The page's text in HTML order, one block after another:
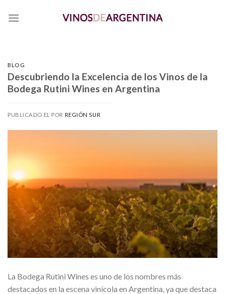
BLOG
Descubriendo la Excelencia de los Vinos de la
Bodega Rutini Wines en Argentina
PUBLICADO EL POR REGIÓN SUR
La Bodega Rutini Wines es uno de los nombres más
destacados en la escena vinícola en Argentina, ya que destaca